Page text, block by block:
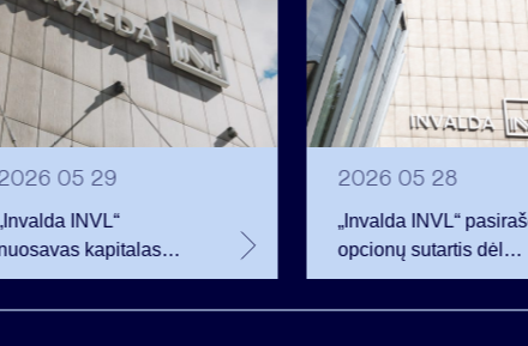
05 29
INVL“
kapitalas
ketvirčio
siekė 256,3
2026 05 28
„Invalda INVL“
opcionų sutartis dėl
beveik 68 tūkst.
bendrovės akcijų